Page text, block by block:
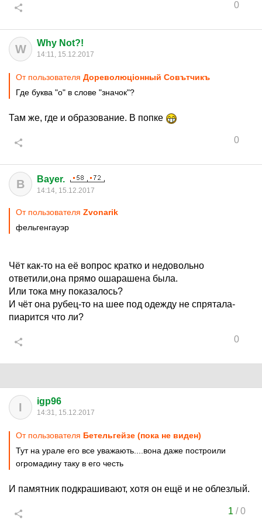
0
W Why Not?!
14:11, 15.12.2017
От пользователя Дореволюцiонный Совътчикъ
Где буква "о" в слове "значок"?
Там же, где и образование. В попке
0
B Bayer.
14:14, 15.12.2017
От пользователя Zvonarik
фельгенгауэр
Чёт как-то на её вопрос кратко и недовольно
ответили,она прямо ошарашена была.
Или тока мну показалось?
И чёт она рубец-то на шее под одежду не спрятала-
пиарится что ли?
0
I igp96
14:31, 15.12.2017
От пользователя Бетельгейзе (пока не виден)
Тут на урале его все уважають....вона даже построили
огромадину таку в его честь
И памятник подкрашивают, хотя он ещё и не облезлый.
1 /0